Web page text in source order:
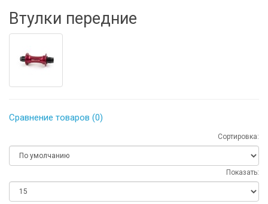
Втулки передние
Сравнение товаров (0)
Сортировка:
Показать: